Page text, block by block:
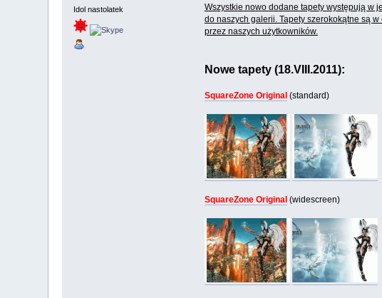
Idol nastolatek
Wszystkie nowo dodane tapety występują w
do naszych galerii. Tapety szerokokątne są
przez naszych użytkowników.
Nowe tapety (18.VIII.2011):
SquareZone Original (standard)
SquareZone Original (widescreen)